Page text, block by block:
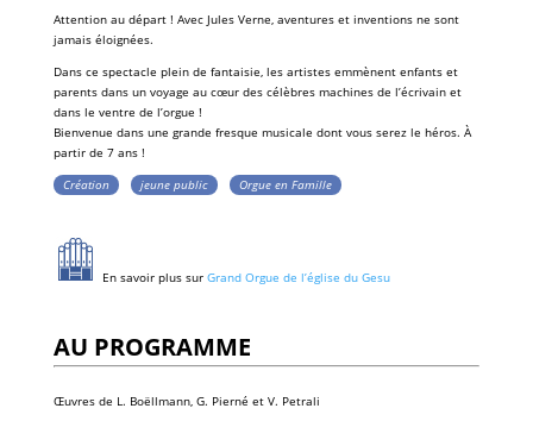
Attention au départ ! Avec Jules Verne, aventures et inventions ne sont
jamais éloignées.
Dans ce spectacle plein de fantaisie, les artistes emmènent enfants et
parents dans un voyage au cœur des célèbres machines de l’écrivain et
dans le ventre de l’orgue !
Bienvenue dans une grande fresque musicale dont vous serez le héros. À
partir de 7 ans !
Création
jeune public Orgue en Famille
En savoir plus sur Grand Orgue de l’église du Gesu
AU PROGRAMME
Œuvres de L. Boëllmann, G. Pierné et V. Petrali